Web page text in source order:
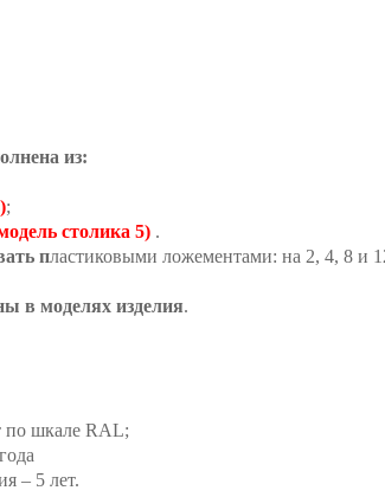
из:
;
столика 5) .
пластиковыми ложементами: на 2, 4, 8 и
в моделях изделия.
по шкале RAL;
– 5 лет.